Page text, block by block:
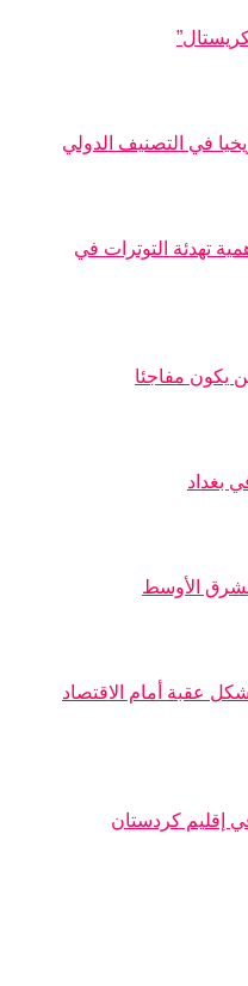
في التصنيف الدولي
تهدئة التوترات في
يكون مفاجئا
بغداد
الأوسط
عقبة أمام الاقتصاد
إقليم كردستان